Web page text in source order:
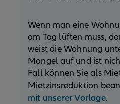
Wenn man eine
am Tag lüften muss,
weist die Wohnung
Mangel auf und ist
Fall können Sie als
Mietzinsreduktion
mit unserer Vorlage.